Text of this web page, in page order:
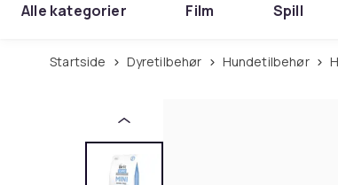
Alle kategorier Film Spill
Startside Dyretilbehør Hundetilbehør